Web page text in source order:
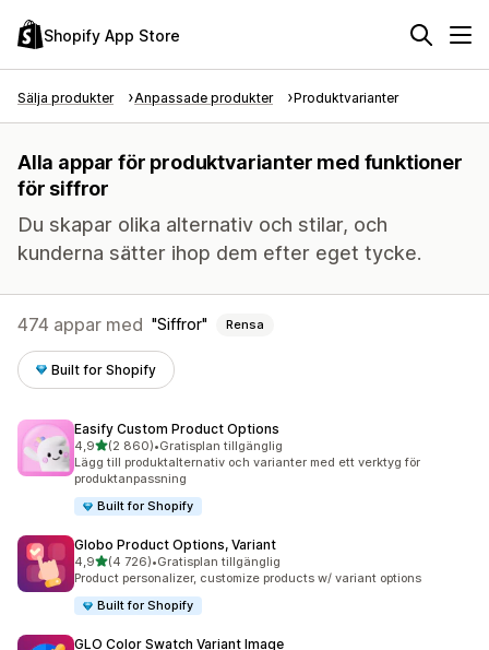
Shopify App Store
Sälja produkter Anpassade produkter Produktvarianter
Alla appar för produktvarianter med funktioner
för siffror
Du skapar olika alternativ och stilar, och
kunderna sätter ihop dem efter eget tycke.
474 appar med Siffror Rensa
Built for Shopify
Easify Custom Product Options
4,9av 5 stjärnor
(2 860)
2860 recensioner totalt
•Gratisplan tillgänglig
Lägg till produktalternativ och varianter med ett verktyg för
produktanpassning
Built for Shopify
Globo Product Options, Variant
4,9av 5 stjärnor
(4 726)
4726 recensioner totalt
•Gratisplan tillgänglig
Product personalizer, customize products w/ variant options
Built for Shopify
GLO Color Swatch Variant Image